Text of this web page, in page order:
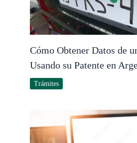
Cómo Obtener Datos de
Usando su Patente en
Trámites